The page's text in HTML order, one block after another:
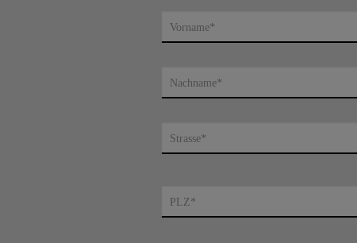
Vorname*
Nachname*
Strasse*
PLZ*